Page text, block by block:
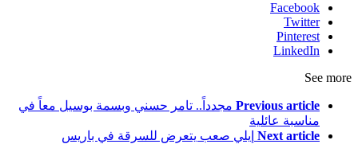
Facebook
Twitter
Pinterest
LinkedIn
See more
Previous article مجدداً.. تامر حسني وبسمة بوسيل معاً في
مناسبة عائلية
Next article إيلي صعب يتعرض للسرقة في باريس